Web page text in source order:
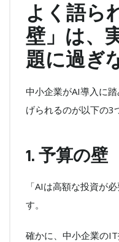
よく語ら
壁」は、
題に過ぎ
中小企業がAI導入に
げられるのが以下の3
1. 予算の壁
「AIは高額な投資が
す。
確かに、中小企業の